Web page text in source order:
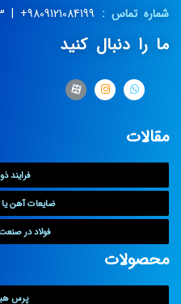
شماره تماس :
ما را دنبال کنید
مقالات
فرایند
ضایعات آهن
فولاد در
محصولات
پرس